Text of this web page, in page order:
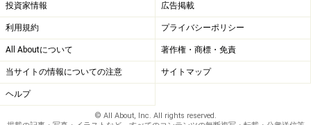
記憶術は原始の記憶を活用する
「でも、トランプのカードの並びをあっと言う間に覚え
たり、円周率を何十万ケタも記憶したり、特殊な記
憶“術”はあるんでしょう？ それを教えてください！」
という人がいるかもしれません。
投資家情報 広告掲載
利用規約 プライバシーポリシー
All Aboutについて 著作権・商標・免責
当サイトの情報についての注意 サイトマップ
ヘルプ
© All About, Inc. All rights reserved.